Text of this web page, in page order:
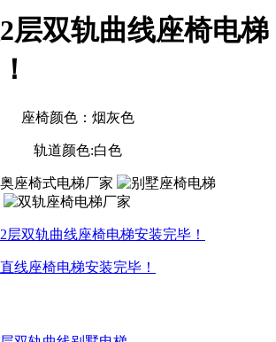
层双轨曲线座椅电梯
座椅颜色：烟灰色
轨道颜色:白色
层双轨曲线座椅电梯安装完毕！
线座椅电梯安装完毕！